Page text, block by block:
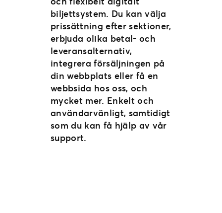
biljettsystem. Du kan välja
prissättning efter sektioner,
erbjuda olika betal- och
leveransalternativ,
integrera försäljningen på
din webbplats eller få en
webbsida hos oss, och
mycket mer. Enkelt och
användarvänligt, samtidigt
som du kan få hjälp av vår
support.